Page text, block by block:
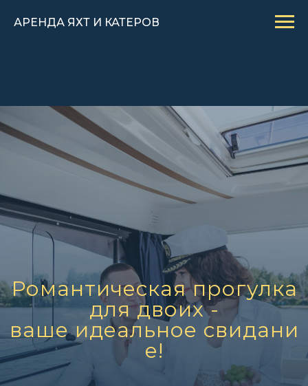
АРЕНДА ЯХТ И КАТЕРОВ
Романтическая прогулка
для двоих -
ваше идеальное свидани
е!